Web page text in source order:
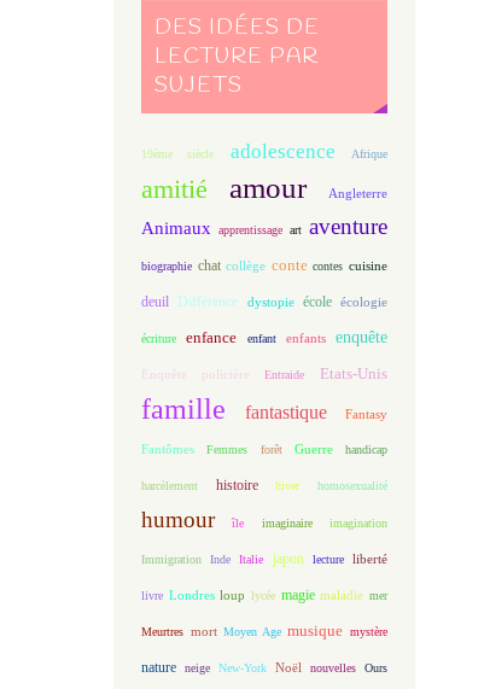
DES IDÉES DE
LECTURE PAR
SUJETS
19ème siècle adolescence Afrique
amitié amour Angleterre
Animaux apprentissage art aventure
biographie chat collège conte contes cuisine
deuil Différence dystopie école écologie
écriture enfance enfant enfants enquête
Enquête policière Entraide Etats-Unis
famille fantastique Fantasy
Fantômes Femmes forêt Guerre handicap
harcèlement histoire hiver homosexualité
humour île imaginaire imagination
Immigration Inde Italie japon lecture liberté
livre Londres loup lycée magie maladie mer
Meurtres mort Moyen Age musique mystère
nature neige New-York Noël nouvelles Ours